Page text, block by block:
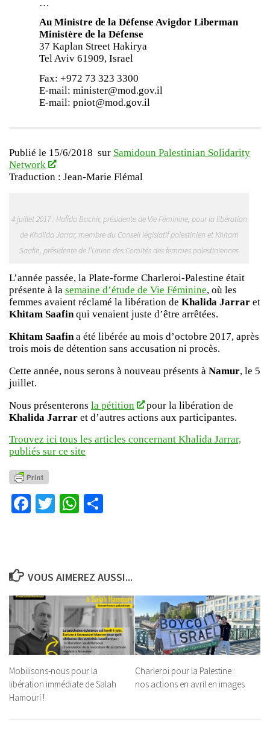
…
Au Ministre de la Défense Avigdor Liberman
Ministère de la Défense
37 Kaplan Street Hakirya
Tel Aviv 61909, Israel
Fax: +972 73 323 3300
E-mail: minister@mod.gov.il
E-mail: pniot@mod.gov.il
Publié le 15/6/2018 sur Samidoun Palestinian Solidarity
Network
Traduction : Jean-Marie Flémal
4 juillet 2017 : Hafida Bachir, présidente de Vie Féminine, pour la libération
de Khalida Jarrar, membre du Conseil législatif palestinien et Khitam
Saafin, présidente de l’Union des Comités des femmes palestiniennes
L’année passée, la Plate-forme Charleroi-Palestine était
présente à la semaine d’étude de Vie Féminine, où les
femmes avaient réclamé la libération de Khalida Jarrar et
Khitam Saafinqui venaient juste d’être arrêtées.
Khitam Saafina été libérée au mois d’octobre 2017, après
trois mois de détention sans accusation ni procès.
Cette année, nous serons à nouveau présents à Namur, le 5
juillet.
Nous présenterons la pétition
pour la libération de
Khalida Jarrar et d’autres actions aux participantes.
Trouvez ici tous les articles concernant Khalida Jarrar,
publiés sur ce site
Facebook
TwitterWhatsApp
VOUS AIMEREZ AUSSI...
Mobilisons-nous pour la
libération immédiate de Salah
Hamouri !
Charleroi pour la Palestine :
nos actions en avril en images